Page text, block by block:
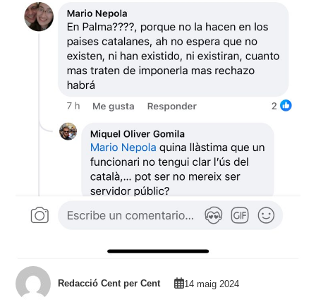
Redacció Cent per Cent 14 maig 2024